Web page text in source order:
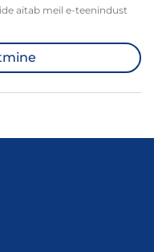
aitab meil e-teenindust